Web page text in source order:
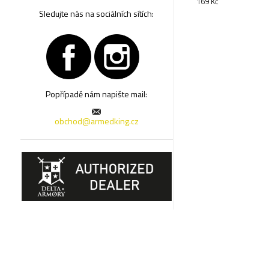
Sledujte nás na sociálních sítích:
Popřípadě nám napište mail:
obchod@armedking.cz